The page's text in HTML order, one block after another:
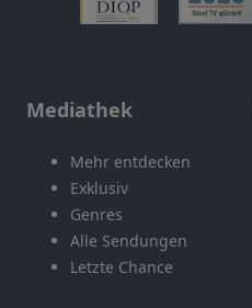
Mediathek
Mehr entdecken
Exklusiv
Genres
Alle Sendungen
Letzte Chance